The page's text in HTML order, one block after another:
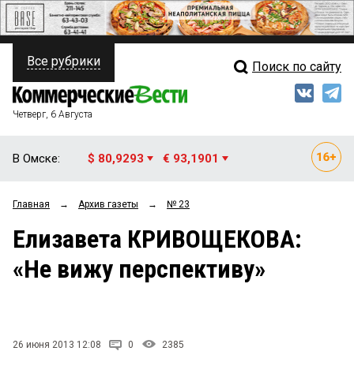
ПОЛИТИКА
ФИНАНСЫ
ОБЩЕСТВО
ЗАКОН
НОВОСТИ КОМПАНИЙ
Свежий выпуск
Рейтинги
Блоги
Все рубрики Поиск по сайту
Четверг, 6 Августа
В Омске: $ 80,9293 € 93,1901
Главная → Архив газеты → № 23
Елизавета КРИВОЩЕКОВА:
«Не вижу перспективу»
26 июня 2013 12:08 0 2385